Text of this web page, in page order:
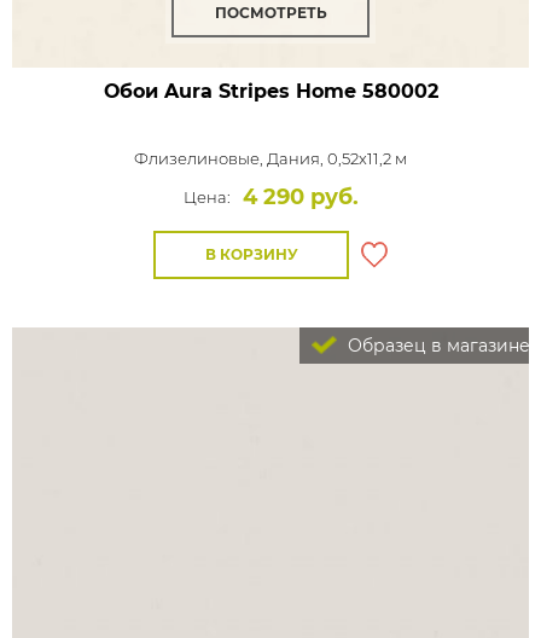
ПОСМОТРЕТЬ
Обои Aura Stripes Home580002
Флизелиновые, Дания, 0,52x11,2 м
Цена:
4 290 руб.
В КОРЗИНУ
Образец в магазине